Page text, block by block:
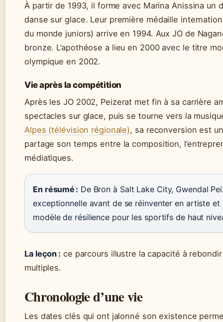
À partir de 1993, il forme avec Marina Anissina un
danse sur glace. Leur première médaille
du monde juniors) arrive en 1994. Aux JO de
bronze. L’apothéose a lieu en 2000 avec le titre
olympique en 2002.
Vie après la compétition
Après les JO 2002, Peizerat met fin à sa carrière
spectacles sur glace, puis se tourne vers la
Alpes (télévision régionale), sa reconversion est
partage son temps entre la composition,
médiatiques.
En résumé : De Bron à Salt Lake City, Gwendal
exceptionnelle avant de se réinventer en artiste et
modèle de résilience pour les sportifs de haut
La leçon : ce parcours illustre la capacité à
multiples.
Chronologie d’une vie
Les dates clés qui ont jalonné son existence